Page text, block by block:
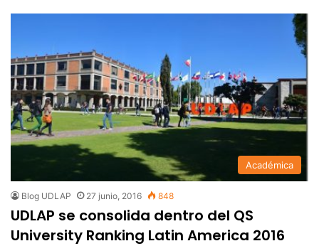
Académica
Blog UDLAP 27 junio, 2016 848
UDLAP se consolida dentro del QS
University Ranking Latin America 2016